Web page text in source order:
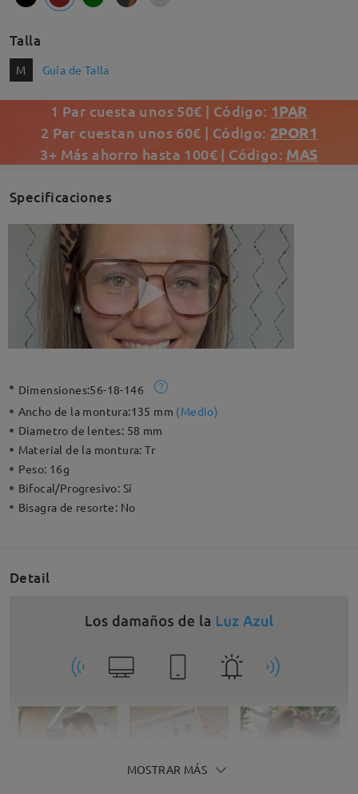
Talla
M Guía de Talla
1 Par cuesta unos 50€ | Código: 1PAR
2 Par cuestan unos 60€ | Código: 2POR1
3+ Más ahorro hasta 100€ | Código: MAS
Specificaciones
Dimensiones:56-18-146
Ancho de la montura:135 mm (Medio)
Diametro de lentes: 58 mm
Material de la montura:Tr
Peso: 16g
Bifocal/Progresivo: Sí
Bisagra de resorte: No
Detail
MOSTRAR MÁS